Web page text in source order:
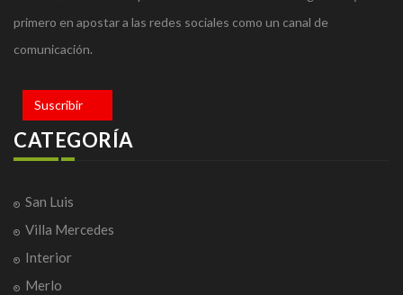
primero en apostar a las redes sociales como un canal de
comunicación.
Suscribir
CATEGORÍA
San Luis
Villa Mercedes
Interior
Merlo